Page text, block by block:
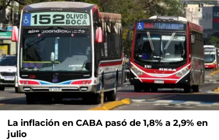
La inflación en CABA pasó de 1,8% a 2,9% en
julio